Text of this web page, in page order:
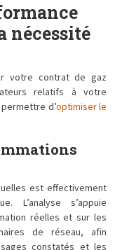
nécessité
votre contrat de gaz
relatifs à votre
d’optimiser le
est effectivement
L’analyse s’appuie
réelles et sur les
de réseau, afin
constatés et les